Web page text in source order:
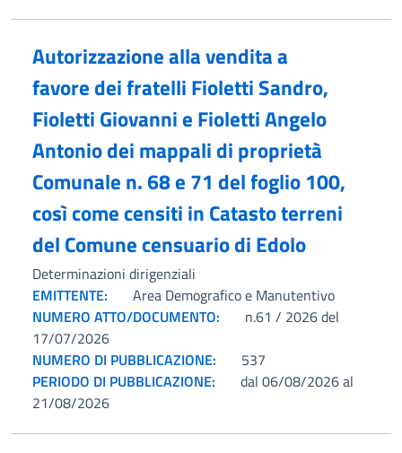
Autorizzazione alla vendita a
favore dei fratelli Fioletti Sandro,
Fioletti Giovanni e Fioletti Angelo
Antonio dei mappali di proprietà
Comunale n. 68 e 71 del foglio 100,
così come censiti in Catasto terreni
del Comune censuario di Edolo
Determinazioni dirigenziali
EMITTENTE:
Area Demografico e Manutentivo
NUMERO ATTO/DOCUMENTO:
n.61 / 2026 del
17/07/2026
NUMERO DI PUBBLICAZIONE:
537
PERIODO DI PUBBLICAZIONE:
dal 06/08/2026 al
21/08/2026